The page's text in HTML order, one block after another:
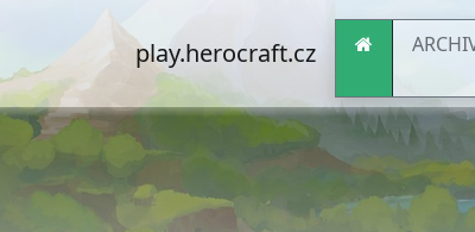
play.herocraft.cz